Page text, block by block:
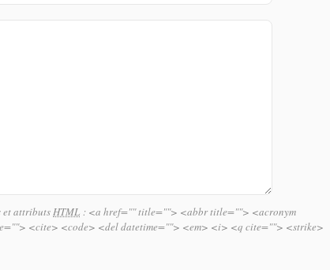
et attributsHTML : <a href="" title=""> <abbr title=""> <acronym
<cite> <code> <del datetime=""> <em> <i> <q cite=""> <strike>